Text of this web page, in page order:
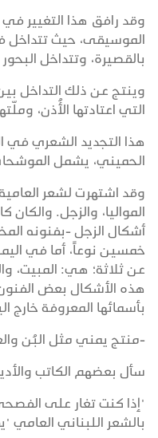
وقد رافق هذا التغيير
الموسيقى، حيث تتداخل
بالقصيرة، وتتداخل
وينتج عن ذلك التداخل
التي اعتادتها الأُذن،
هذا التجديد الشعري في
الحميني، يشمل
وقد اشتهرت لشعر
المواليا، والزجل.
أشكال الزجل -بفنونه
خمسين نوعاً، أما في
عن ثلاثة؛ هي: المبيت،
هذه الأشكال بعض
بأسمائها المعروفة خارج
-منتج يمني مثل البُن
سأل بعضهم الكاتب
"إذا كنت تغار على
بالشعر اللبناني العامي